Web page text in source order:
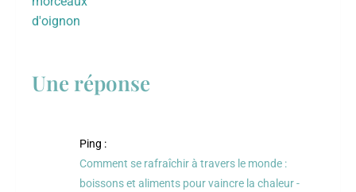
Une réponse
Ping :
Comment se rafraîchir à travers le monde :
boissons et aliments pour vaincre la chaleur -